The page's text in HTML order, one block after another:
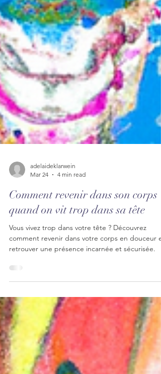
Mar 24
4 min read
Comment revenir dans son corps
quand on vit trop dans sa tête
Vous vivez trop dans votre tête ? Découvrez
retrouver une présence incarnée et sécurisée.